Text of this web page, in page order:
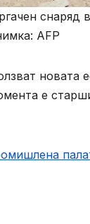
AFP
новата
е